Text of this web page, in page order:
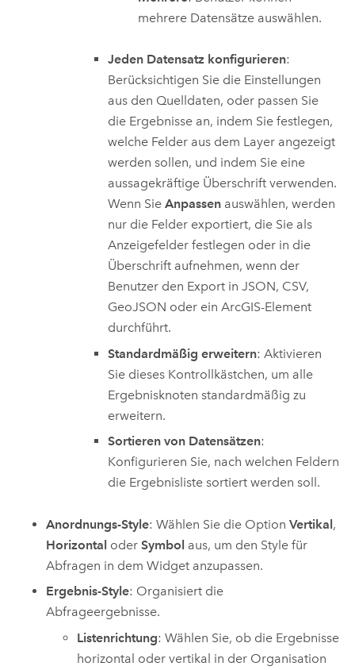
mehrere Datensätze auswählen.
Jeden Datensatz konfigurieren:
Berücksichtigen Sie die Einstellungen
aus den Quelldaten, oder passen Sie
die Ergebnisse an, indem Sie festlegen,
welche Felder aus dem Layer angezeigt
werden sollen, und indem Sie eine
aussagekräftige Überschrift verwenden.
Wenn Sie Anpassenauswählen, werden
nur die Felder exportiert, die Sie als
Anzeigefelder festlegen oder in die
Überschrift aufnehmen, wenn der
Benutzer den Export in JSON, CSV,
GeoJSON oder ein ArcGIS-Element
durchführt.
Standardmäßig erweitern: Aktivieren
Sie dieses Kontrollkästchen, um alle
Ergebnisknoten standardmäßig zu
erweitern.
Sortieren von Datensätzen:
Konfigurieren Sie, nach welchen Feldern
die Ergebnisliste sortiert werden soll.
Anordnungs-Style: Wählen Sie die OptionVertikal,
Horizontal oderSymbol aus, um den Style für
Abfragen in dem Widget anzupassen.
Ergebnis-Style: Organisiert die
Abfrageergebnisse.
Listenrichtung: Wählen Sie, ob die Ergebnisse
horizontal oder vertikal in der Organisation